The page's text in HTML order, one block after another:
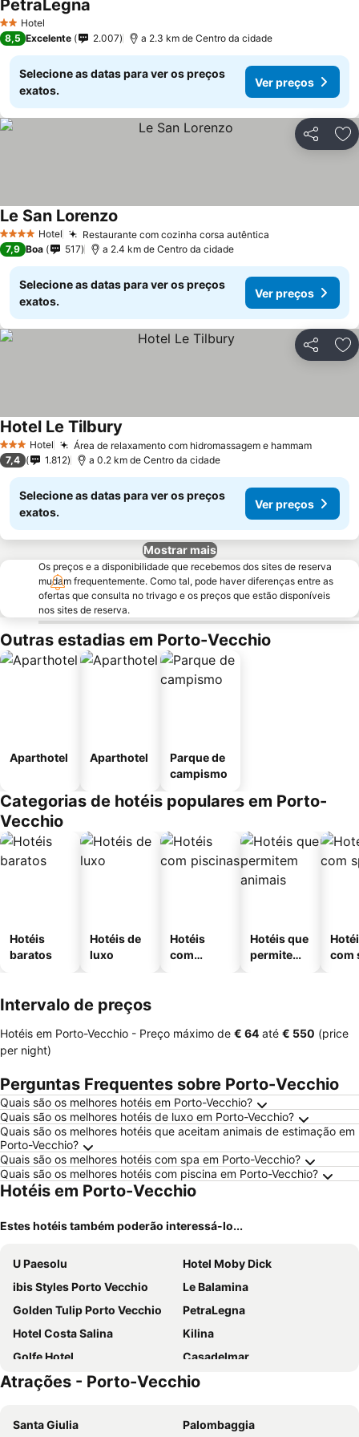
2 Estrelas
Hotel
PetraLegna
8,5 Excelente 2.007 a 2.3 km de Centro da cidade
Selecione as datas para ver os preços
exatos.
Ver preços
Partilhar
4 EstrelasHotel Restaurante com cozinha corsa autêntica
Le San Lorenzo
7,9 Boa 517 a 2.4 km de Centro da cidade
Selecione as datas para ver os preços
exatos.
Ver preços
Partilhar
3 EstrelasHotel Área de relaxamento com hidromassagem e hammam
Hotel Le Tilbury
7,4 1.812 a 0.2 km de Centro da cidade
Selecione as datas para ver os preços
exatos.
Ver preços
Mostrar mais
Os preços e a disponibilidade que recebemos dos sites de reserva
mudam frequentemente. Como tal, pode haver diferenças entre as
ofertas que consulta no trivago e os preços que estão disponíveis
nos sites de reserva.
Outras estadias em Porto-Vecchio
Aparthotel Aparthotel
Parque de
campismo
Categorias de hotéis populares em Porto-
Vecchio
Hotéis
baratos
Hotéis de
luxo
Hotéis
com
Hotéis que
permitem
com
Intervalo de preços
Hotéis em Porto-Vecchio - Preço máximo de ‎€ 64 até ‎€ 550 (price
per night)
Perguntas Frequentes sobre Porto-Vecchio
Quais são os melhores hotéis em Porto-Vecchio?
Quais são os melhores hotéis de luxo em Porto-Vecchio?
Quais são os melhores hotéis que aceitam animais de estimação em
Porto-Vecchio?
Quais são os melhores hotéis com spa em Porto-Vecchio?
Quais são os melhores hotéis com piscina em Porto-Vecchio?
Hotéis em Porto-Vecchio
Estes hotéis também poderão interessá-lo...
U Paesolu
Hotel Moby Dick
ibis Styles Porto Vecchio
Le Balamina
Golden Tulip Porto Vecchio
PetraLegna
Hotel Costa Salina
Kilina
Golfe Hotel
Casadelmar
Les Bungalows du Maquis
Hotel Marina Corsica
Le Roc E Fiori Hotel - Teritoria
Hôtel Spa & Restaurant - Son de Mar
Atrações - Porto-Vecchio
Santa Giulia
Palombaggia